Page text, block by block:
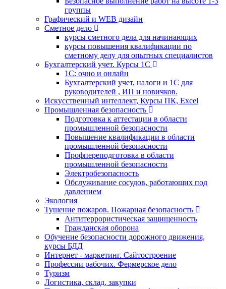
группы
Графический и WEB дизайн
Сметное дело
курсы сметного дела для начинающих
курсы повышения квалификации по
сметному делу для опытных специалистов
Бухгалтерский учет. Курсы 1С
1С: очно и онлайн
Бухгалтерский учет, налоги и 1С для
руководителей , ИП и новичков.
Искусственный интеллект, Курсы ПК, Excel
Промышленная безопасность
Подготовка к аттестации в области
промышленной безопасности
Повышение квалификации в области
промышленной безопасности
Профпереподготовка в области
промышленной безопасности
Электробезопасность
Обслуживание сосудов, работающих под
давлением
Экология
Тушение пожаров. Пожарная безопасность
Антитеррористическая защищенность
Гражданская оборона
Обучение безопасности дорожного движения,
курсы БДД
Интернет - маркетинг. Сайтостроение
Профессии рабочих. Фермерское дело
Туризм
Логистика, склад, закупки